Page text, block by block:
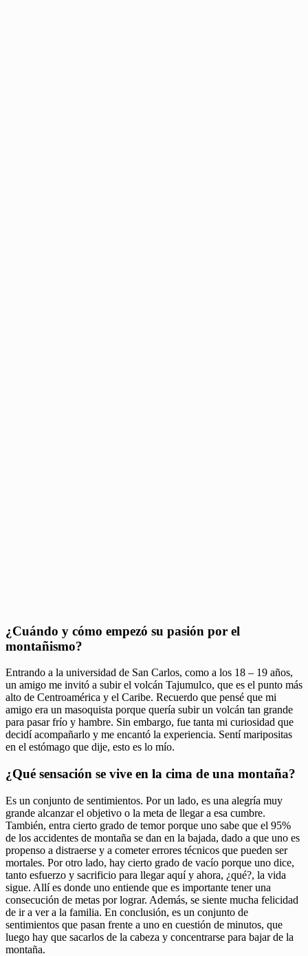
¿Cuándo y cómo empezó su pasión por el
montañismo?
Entrando a la universidad de San Carlos, como a los 18 – 19 años,
un amigo me invitó a subir el volcán Tajumulco, que es el punto más
alto de Centroamérica y el Caribe. Recuerdo que pensé que mi
amigo era un masoquista porque quería subir un volcán tan grande
para pasar frío y hambre. Sin embargo, fue tanta mi curiosidad que
decidí acompañarlo y me encantó la experiencia. Sentí maripositas
en el estómago que dije, esto es lo mío.
¿Qué sensación se vive en la cima de una montaña?
Es un conjunto de sentimientos. Por un lado, es una alegría muy
grande alcanzar el objetivo o la meta de llegar a esa cumbre.
También, entra cierto grado de temor porque uno sabe que el 95%
de los accidentes de montaña se dan en la bajada, dado a que uno es
propenso a distraerse y a cometer errores técnicos que pueden ser
mortales. Por otro lado, hay cierto grado de vacío porque uno dice,
tanto esfuerzo y sacrificio para llegar aquí y ahora, ¿qué?, la vida
sigue. Allí es donde uno entiende que es importante tener una
consecución de metas por lograr. Además, se siente mucha felicidad
de ir a ver a la familia. En conclusión, es un conjunto de
sentimientos que pasan frente a uno en cuestión de minutos, que
luego hay que sacarlos de la cabeza y concentrarse para bajar de la
montaña.